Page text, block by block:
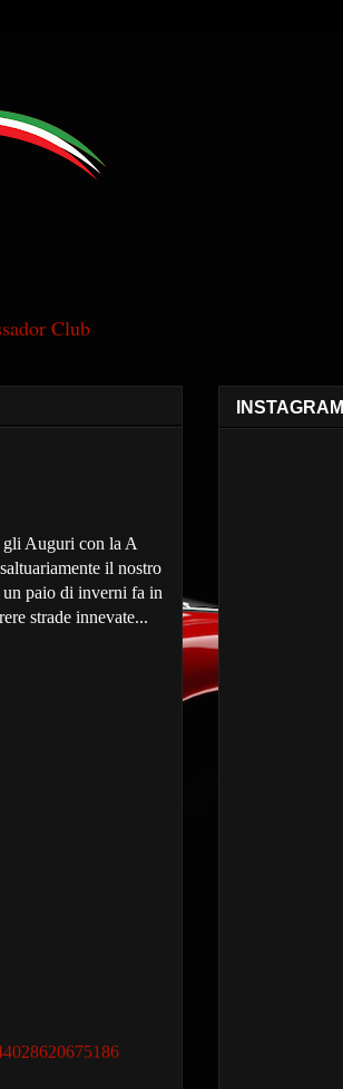
Club
gli Auguri con la A
il nostro
un paio di inverni fa in
strade innevate...
INSTAGRAM